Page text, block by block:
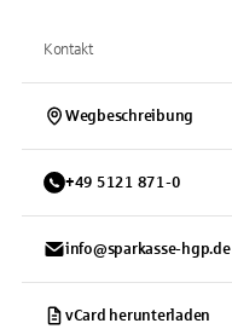
Kontakt
Wegbeschreibung
+49 5121 871-0
info@sparkasse-hgp.de
vCard herunterladen